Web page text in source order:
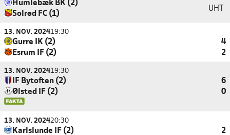
Humlebæk BK (2)
Solrød FC (1)
UHT
13. NOV. 202419:30
Gurre IK (2)
4
Esrum IF (2)
2
13. NOV. 202419:30
IF Bytoften (2)
6
Ølsted IF (2)
0
13. NOV. 202420:30
Karlslunde IF (2)
2